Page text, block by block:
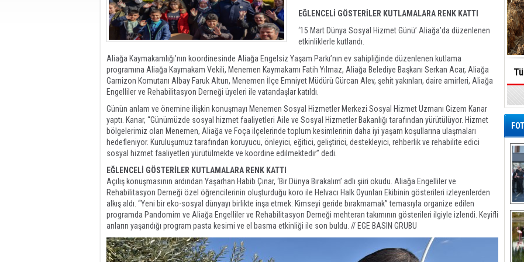
EĞLENCELİ GÖSTERİLER KUTLAMALARA RENK KATTI
‘15 Mart Dünya Sosyal Hizmet Günü’ Aliağa’da düzenlenen
etkinliklerle kutlandı.
Aliağa Kaymakamlığı’nın koordinesinde Aliağa Engelsiz Yaşam Parkı’nın ev sahipliğinde düzenlenen kutlama
programına Aliağa Kaymakam Vekili, Menemen Kaymakamı Fatih Yılmaz, Aliağa Belediye Başkanı Serkan Acar, Aliağa
Garnizon Komutanı Albay Faruk Altun, Menemen İlçe Emniyet Müdürü Gürcan Alev, şehit yakınları, daire amirleri, Aliağa
Engelliler ve Rehabilitasyon Derneği üyeleri ile vatandaşlar katıldı.
Günün anlam ve önemine ilişkin konuşmayı Menemen Sosyal Hizmetler Merkezi Sosyal Hizmet Uzmanı Gizem Kanar
yaptı. Kanar, “Günümüzde sosyal hizmet faaliyetleri Aile ve Sosyal Hizmetler Bakanlığı tarafından yürütülüyor. Hizmet
bölgelerimiz olan Menemen, Aliağa ve Foça ilçelerinde toplum kesimlerinin daha iyi yaşam koşullarına ulaşmaları
hedefleniyor. Kuruluşumuz tarafından koruyucu, önleyici, eğitici, geliştirici, destekleyici, rehberlik ve rehabilite edici
sosyal hizmet faaliyetleri yürütülmekte ve koordine edilmektedir” dedi.
EĞLENCELİ GÖSTERİLER KUTLAMALARA RENK KATTI
Açılış konuşmasının ardından Yaşarhan Habib Çınar, ‘Bir Dünya Bırakalım’ adlı şiiri okudu. Aliağa Engelliler ve
Rehabilitasyon Derneği özel öğrencilerinin oluşturduğu koro ile Helvacı Halk Oyunları Ekibinin gösterileri izleyenlerden
alkış aldı. “Yeni bir eko-sosyal dünyayı birlikte inşa etmek: Kimseyi geride bırakmamak” temasıyla organize edilen
programda Pandomim ve Aliağa Engelliler ve Rehabilitasyon Derneği mehteran takımının gösterileri ilgiyle izlendi. Keyifli
anların yaşandığı program pasta kesimi ve el basma etkinliği ile son buldu. // EGE BASIN GRUBU